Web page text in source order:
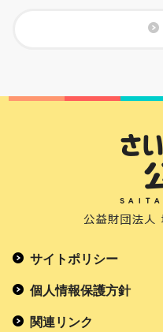
サイトポリシー
個人情報保護方針
関連リンク